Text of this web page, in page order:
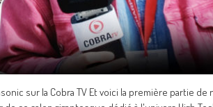
sur la Cobra TV Et voici la première partie